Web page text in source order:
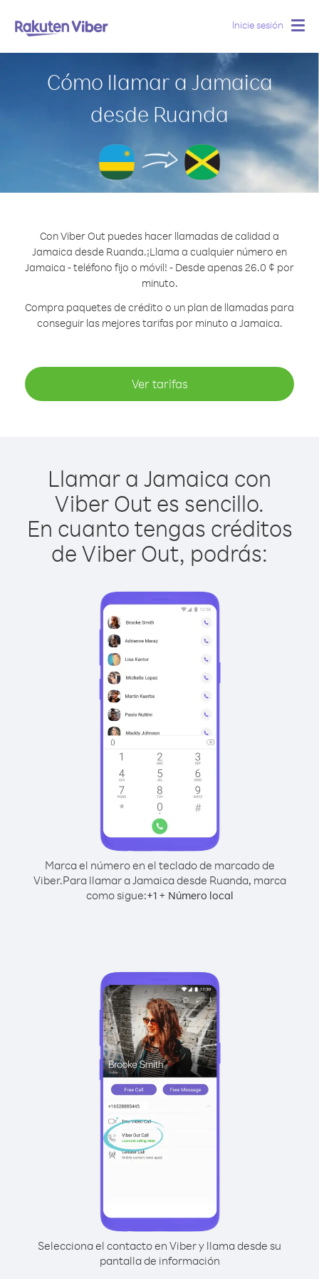
Inicie sesión
Cómo llamar a Jamaica
desde Ruanda
Con Viber Out puedes hacer llamadas de calidad a
Jamaica desde Ruanda.¡Llama a cualquier número en
Jamaica - teléfono fijo o móvil! - Desde apenas 26.0 ¢ por
minuto.
Compra paquetes de crédito o un plan de llamadas para
conseguir las mejores tarifas por minuto a Jamaica.
Ver tarifas
Llamar a Jamaica con
Viber Out es sencillo.
En cuanto tengas créditos
de Viber Out, podrás:
Marca el número en el teclado de marcado de
Viber.Para llamar a Jamaica desde Ruanda, marca
como sigue:+1+ Número local
Selecciona el contacto en Viber y llama desde su
pantalla de información